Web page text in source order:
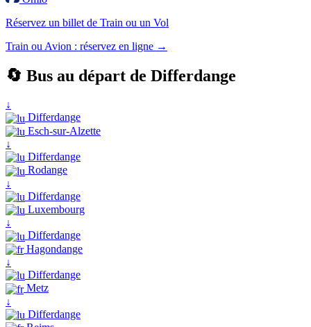
Réservez un billet de Train ou un Vol
Train ou Avion : réservez en ligne →
🔄 Bus au départ de Differdange
↓
Differdange
Esch-sur-Alzette
↓
Differdange
Rodange
↓
Differdange
Luxembourg
↓
Differdange
Hagondange
↓
Differdange
Metz
↓
Differdange